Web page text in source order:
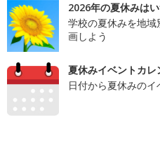
2026年の夏休みは
学校の夏休みを地
画しよう
夏休みイベントカレ
日付から夏休みの